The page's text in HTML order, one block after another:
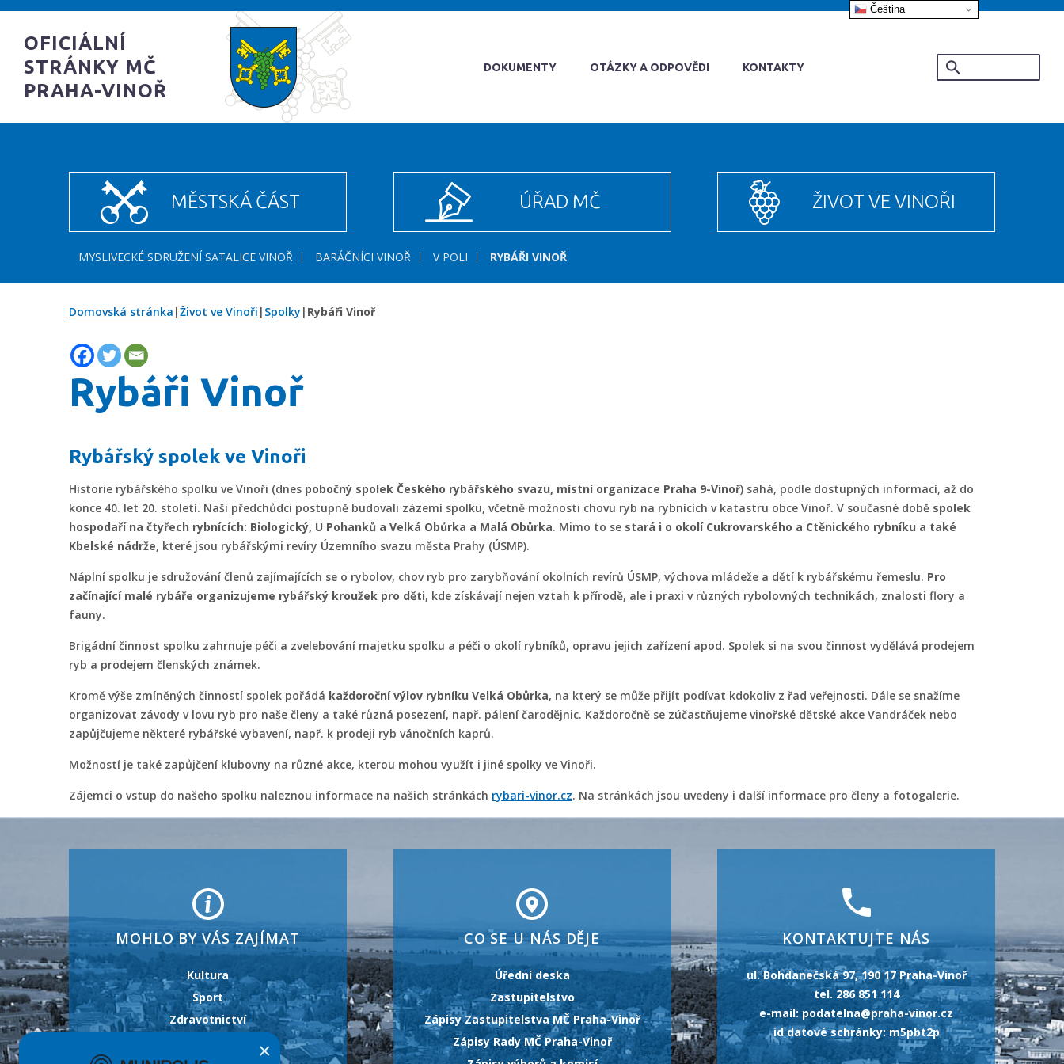
OFICIÁLNÍ
STRÁNKY MČ
PRAHA-VINOŘ
DOKUMENTY OTÁZKY A ODPOVĚDI KONTAKTY
MĚSTSKÁ ČÁST ÚŘAD MČ ŽIVOT VE VINOŘI
MYSLIVECKÉ SDRUŽENÍ SATALICE VINOŘ BARÁČNÍCI VINOŘ V POLI RYBÁŘI VINOŘ
Domovská stránka |Život ve Vinoři | Spolky | Rybáři Vinoř
Rybáři Vinoř
Rybářský spolek ve Vinoři
Historie rybářského spolku ve Vinoři (dnes pobočný spolek Českého rybářského svazu, místní organizace Praha 9-Vinoř) sahá, podle dostupných informací, až do
konce 40. let 20. století. Naši předchůdci postupně budovali zázemí spolku, včetně možnosti chovu ryb na rybnících v katastru obce Vinoř. V současné době spolek
hospodaří na čtyřech rybnících: Biologický, U Pohanků a Velká Obůrka a Malá Obůrka. Mimo to se stará i o okolí Cukrovarského a Ctěnického rybníku a také
Kbelské nádrže, které jsou rybářskými revíry Územního svazu města Prahy (ÚSMP).
Náplní spolku je sdružování členů zajímajících se o rybolov, chov ryb pro zarybňování okolních revírů ÚSMP, výchova mládeže a dětí k rybářskému řemeslu. Pro
začínající malé rybáře organizujeme rybářský kroužek pro děti, kde získávají nejen vztah k přírodě, ale i praxi v různých rybolovných technikách, znalosti flory a
fauny.
Brigádní činnost spolku zahrnuje péči a zvelebování majetku spolku a péči o okolí rybníků, opravu jejich zařízení apod. Spolek si na svou činnost vydělává prodejem
ryb a prodejem členských známek.
Kromě výše zmíněných činností spolek pořádá každoroční výlov rybníku Velká Obůrka, na který se může přijít podívat kdokoliv z řad veřejnosti. Dále se snažíme
organizovat závody v lovu ryb pro naše členy a také různá posezení, např. pálení čarodějnic. Každoročně se zúčastňujeme vinořské dětské akce Vandráček nebo
zapůjčujeme některé rybářské vybavení, např. k prodeji ryb vánočních kaprů.
Možností je také zapůjčení klubovny na různé akce, kterou mohou využít i jiné spolky ve Vinoři.
Zájemci o vstup do našeho spolku naleznou informace na našich stránkách rybari-vinor.cz. Na stránkách jsou uvedeny i další informace pro členy a fotogalerie.
MOHLO BY VÁS ZAJÍMAT
Kultura
Sport
Zdravotnictví
CO SE U NÁS DĚJE
Úřední deska
Zastupitelstvo
Zápisy Zastupitelstva MČ Praha-Vinoř
Zápisy Rady MČ Praha-Vinoř
KONTAKTUJTE NÁS
ul. Bohdanečská 97, 190 17 Praha-Vinoř
tel. 286 851 114
e-mail: podatelna@praha-vinor.cz
id datové schránky: m5pbt2p
×
Čeština‎